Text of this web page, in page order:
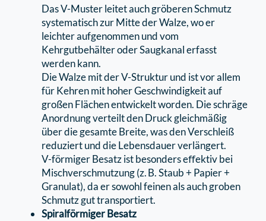
Das V-Muster leitet auch gröberen Schmutz
systematisch zur Mitte der Walze, wo er
leichter aufgenommen und vom
Kehrgutbehälter oder Saugkanal erfasst
werden kann.
Die Walze mit der V-Struktur und ist vor allem
für Kehren mit hoher Geschwindigkeit auf
großen Flächen entwickelt worden. Die schräge
Anordnung verteilt den Druck gleichmäßig
über die gesamte Breite, was den Verschleiß
reduziert und die Lebensdauer verlängert.
V-förmiger Besatz ist besonders eﬀektiv bei
Mischverschmutzung (z. B. Staub + Papier +
Granulat), da er sowohl feinen als auch groben
Schmutz gut transportiert.
Spiralförmiger Besatz